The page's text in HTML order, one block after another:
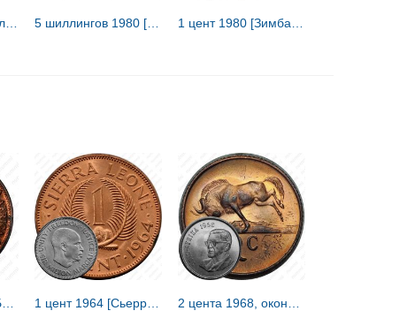
1 фунт 1980, Прикладные профессии [Египет]
1/10 пенни 1957 [Британская Западная Африка]